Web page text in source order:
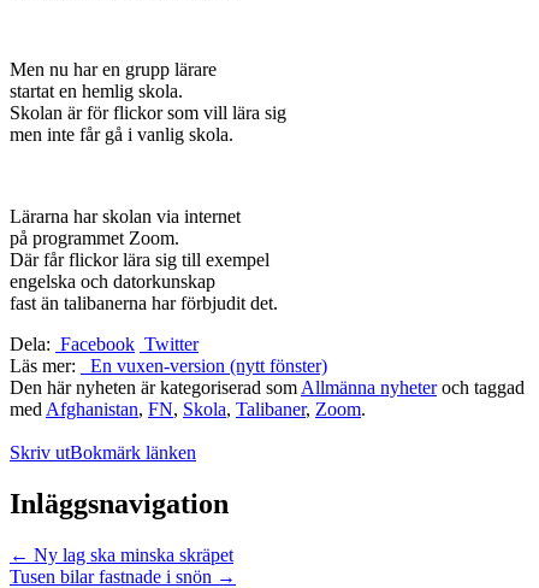
Men nu har en grupp lärare
startat en hemlig skola.
Skolan är för flickor som vill lära sig
men inte får gå i vanlig skola.
Lärarna har skolan via internet
på programmet Zoom.
Där får flickor lära sig till exempel
engelska och datorkunskap
fast än talibanerna har förbjudit det.
Dela: Facebook Twitter
Läs mer:
En vuxen-version (nytt fönster)
Den här nyheten är kategoriserad som Allmänna nyheteroch taggad
med Afghanistan, FN, Skola, Talibaner, Zoom.
Skriv utBokmärk länken
Inläggsnavigation
← Ny lag ska minska skräpet
Tusen bilar fastnade i snön →